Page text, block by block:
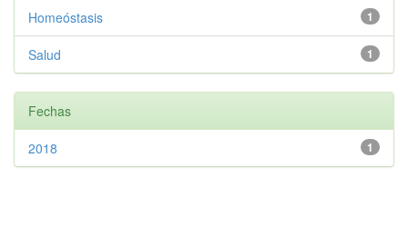
1
Homeóstasis
1
Salud
Fechas
1
2018